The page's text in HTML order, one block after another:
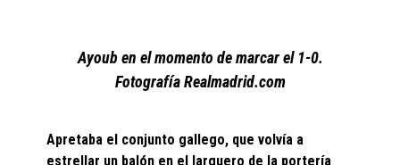
Ayoub en el momento de marcar el 1-0.
Fotografía Realmadrid.com
Apretaba el conjunto gallego, que volvía a
estrellar un balón en el larguero de la portería